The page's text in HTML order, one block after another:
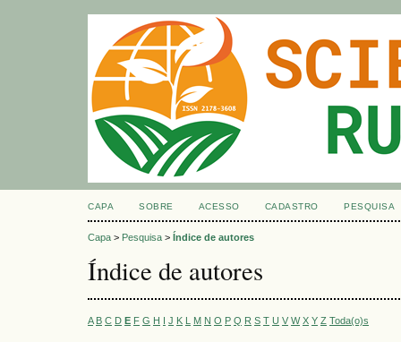
CAPA SOBRE ACESSO CADASTRO PESQUISA
Capa > Pesquisa > Índice de autores
Índice de autores
A B C D E F G H I J K L M N O P Q R S T U V W X Y Z Toda(o)s